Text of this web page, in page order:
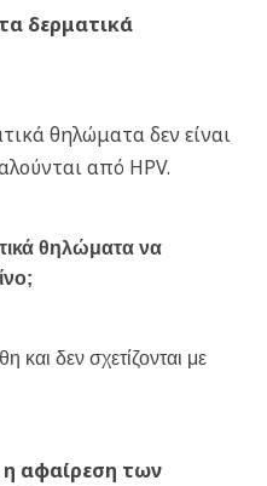
δερματικά
θηλώματα δεν είναι
από HPV.
θηλώματα να
και δεν σχετίζονται με
η αφαίρεση των